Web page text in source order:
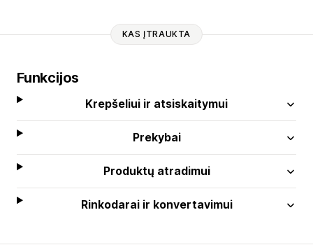
KAS ĮTRAUKTA
Funkcijos
Krepšeliui ir atsiskaitymui
Prekybai
Produktų atradimui
Rinkodarai ir konvertavimui